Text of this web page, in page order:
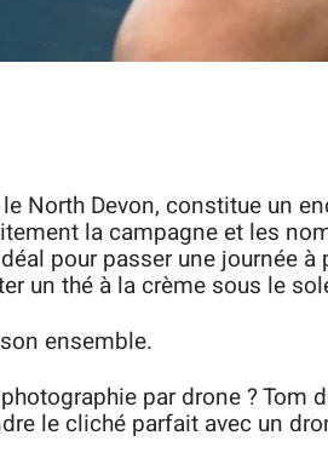
North Devon, constitue un
la campagne et les
pour passer une journée à
un thé à la crème sous le
ensemble.
par drone ? Tom
le cliché parfait avec un